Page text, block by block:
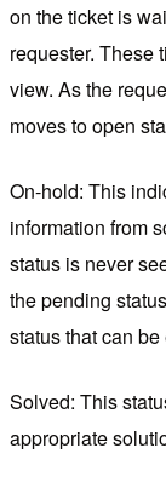
on the ticket is
requester. These
view. As the
moves to open
On-hold: This
information from
status is never
the pending
status that can
Solved: This
appropriate